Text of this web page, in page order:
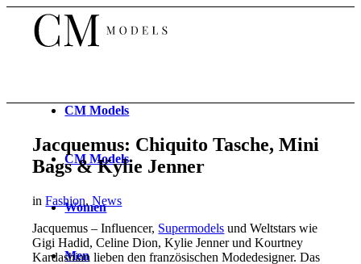
CM Models
CMModels
Women
Men
Jacquemus: Chiquito Tasche, Mini
Bags & Kylie Jenner
inFashion,News
Jacquemus – Influencer, Supermodels und Weltstars wie
Gigi Hadid, Celine Dion, Kylie Jenner und Kourtney
Kardashian lieben den französischen Modedesigner. Das